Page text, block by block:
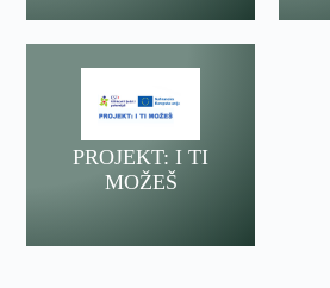
PROJEKT: I TI
MOŽEŠ